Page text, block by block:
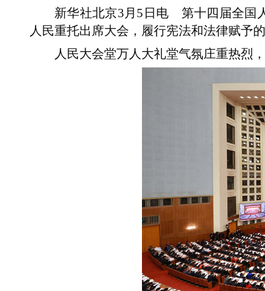
新华社北京3月5日电 第十四届全国
人民重托出席大会，履行宪法和法律赋予
人民大会堂万人大礼堂气氛庄重热烈